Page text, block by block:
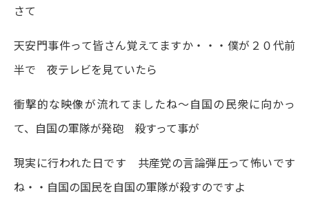
さて
天安門事件って皆さん覚えてますか・・・僕が２０代前
半で 夜テレビを見ていたら
衝撃的な映像が流れてましたね～自国の民衆に向かっ
て、自国の軍隊が発砲 殺すって事が
現実に行われた日です 共産党の言論弾圧って怖いです
ね・・自国の国民を自国の軍隊が殺すのですよ